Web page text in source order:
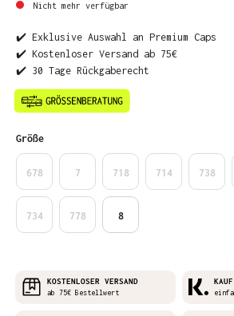
Nicht mehr verfügbar
✔️ Exklusive Auswahl an Premium Caps
✔️ Kostenloser Versand ab 75€
✔️ 30 Tage Rückgaberecht
Größeauswählen
678 7 718 714 738
734 778 8
KOSTENLOSER VERSAND
ab 75€ Bestellwert